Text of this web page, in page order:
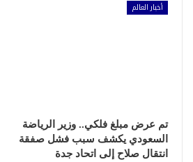
أخبار العالم
تم عرض مبلغ فلكي.. وزير الرياضة
السعودي يكشف سبب فشل صفقة
انتقال صلاح إلى اتحاد جدة